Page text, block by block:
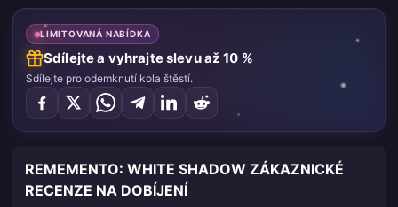
LIMITOVANÁ NABÍDKA
Sdílejte a vyhrajte slevu až 10 %
Sdílejte pro odemknutí kola štěstí.
REMEMENTO: WHITE SHADOW ZÁKAZNICKÉ
RECENZE NA DOBÍJENÍ